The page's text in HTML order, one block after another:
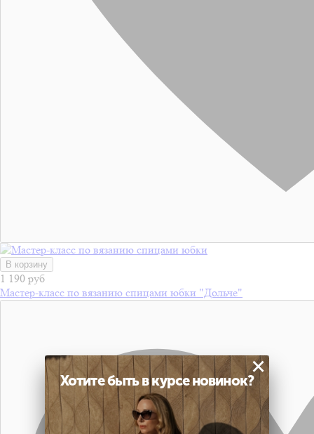
В корзину
1 190 руб
Мастер-класс по вязанию спицами юбки "Дольче"
Хотите быть в курсе новинок?
×